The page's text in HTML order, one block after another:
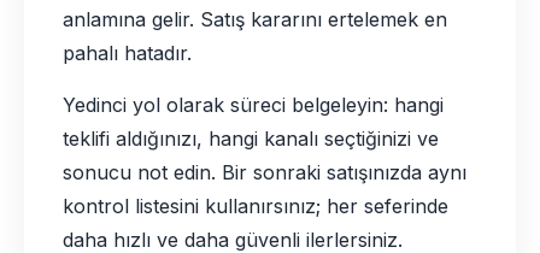
anlamına gelir. Satış kararını ertelemek en
pahalı hatadır.
Yedinci yol olarak süreci belgeleyin: hangi
teklifi aldığınızı, hangi kanalı seçtiğinizi ve
sonucu not edin. Bir sonraki satışınızda aynı
kontrol listesini kullanırsınız; her seferinde
daha hızlı ve daha güvenli ilerlersiniz.